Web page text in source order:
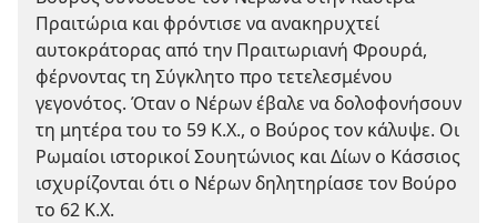
Πραιτώρια και φρόντισε να ανακηρυχτεί
αυτοκράτορας από την Πραιτωριανή Φρουρά,
φέρνοντας τη Σύγκλητο προ τετελεσμένου
γεγονότος. Όταν ο Νέρων έβαλε να δολοφονήσουν
τη μητέρα του το 59 Κ.Χ., ο Βούρος τον κάλυψε. Οι
Ρωμαίοι ιστορικοί Σουητώνιος και Δίων ο Κάσσιος
ισχυρίζονται ότι ο Νέρων δηλητηρίασε τον Βούρο
το 62 Κ.Χ.